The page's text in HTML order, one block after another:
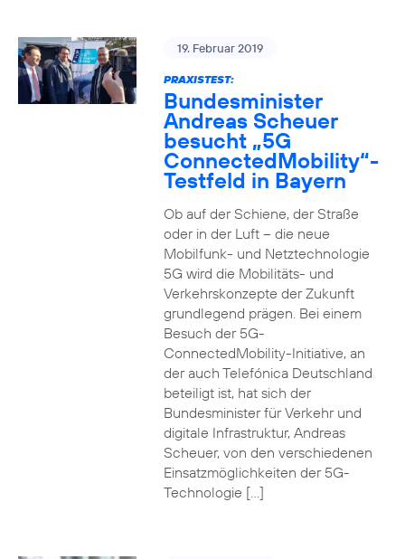
19. Februar 2019
PRAXISTEST:
Bundesminister
Andreas Scheuer
besucht „5G
ConnectedMobility“-
Testfeld in Bayern
Ob auf der Schiene, der Straße
oder in der Luft – die neue
Mobilfunk- und Netztechnologie
5G wird die Mobilitäts- und
Verkehrskonzepte der Zukunft
grundlegend prägen. Bei einem
Besuch der 5G-
ConnectedMobility-Initiative, an
der auch Telefónica Deutschland
beteiligt ist, hat sich der
Bundesminister für Verkehr und
digitale Infrastruktur, Andreas
Scheuer, von den verschiedenen
Einsatzmöglichkeiten der 5G-
Technologie […]